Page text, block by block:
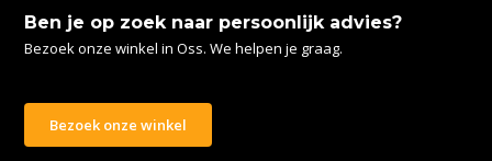
Ben je op zoek naar persoonlijk advies?
Bezoek onze winkel in Oss. We helpen je graag.
Bezoek onze winkel